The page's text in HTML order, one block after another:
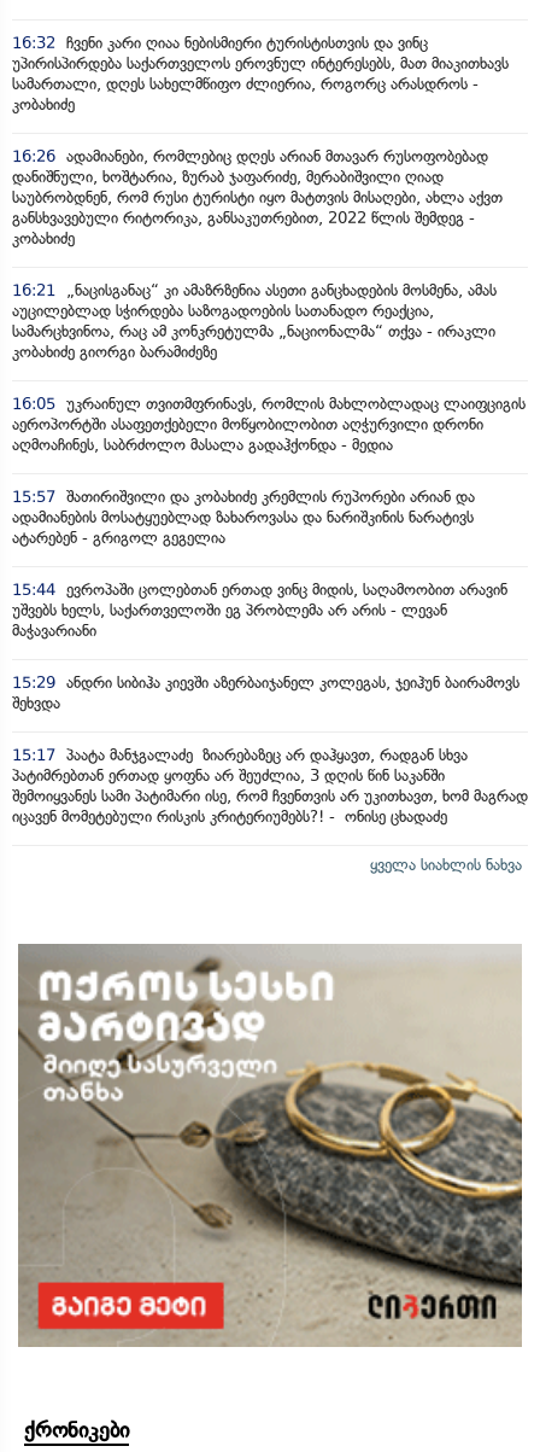
16:32
ჩვენი კარი ღიაა ნებისმიერი ტურისტისთვის და ვინც
უპირისპირდება საქართველოს ეროვნულ ინტერესებს, მათ მიაკითხავს
სამართალი, დღეს სახელმწიფო ძლიერია, როგორც არასდროს -
კობახიძე
16:26 ადამიანები, რომლებიც დღეს არიან მთავარ რუსოფობებად
დანიშნული, ხოშტარია, ზურაბ ჯაფარიძე, მერაბიშვილი ღიად
საუბრობდნენ, რომ რუსი ტურისტი იყო მატთვის მისაღები, ახლა აქვთ
განსხვავებული რიტორიკა, განსაკუთრებით, 2022 წლის შემდეგ -
კობახიძე
16:21
„ნაცისგანაც“ კი ამაზრზენია ასეთი განცხადების მოსმენა, ამას
აუცილებლად სჭირდება საზოგადოების სათანადო რეაქცია,
სამარცხვინოა, რაც ამ კონკრეტულმა „ნაციონალმა“ თქვა - ირაკლი
კობახიძე გიორგი ბარამიძეზე
16:05 უკრაინულ თვითმფრინავს, რომლის მახლობლადაც ლაიფციგის
აეროპორტში ასაფეთქებელი მოწყობილობით აღჭურვილი დრონი
აღმოაჩინეს, საბრძოლო მასალა გადაჰქონდა - მედია
15:57 შათირიშვილი და კობახიძე კრემლის რუპორები არიან და
ადამიანების მოსატყუებლად ზახაროვასა და ნარიშკინის ნარატივს
ატარებენ - გრიგოლ გეგელია
15:44 ევროპაში ცოლებთან ერთად ვინც მიდის, საღამოობით არავინ
უშვებს ხელს, საქართველოში ეგ პრობლემა არ არის - ლევან
მაჭავარიანი
15:29 ანდრი სიბიჰა კიევში აზერბაიჯანელ კოლეგას, ჯეიჰუნ ბაირამოვს
შეხვდა
15:17 პაატა მანჯგალაძე ზიარებაზეც არ დაჰყავთ, რადგან სხვა
პატიმრებთან ერთად ყოფნა არ შეუძლია, 3 დღის წინ საკანში
შემოიყვანეს სამი პატიმარი ისე, რომ ჩვენთვის არ უკითხავთ, ხომ მაგრად
იცავენ მომეტებული რისკის კრიტერიუმებს?! - ონისე ცხადაძე
ყველა სიახლის ნახვა
ქრონიკები